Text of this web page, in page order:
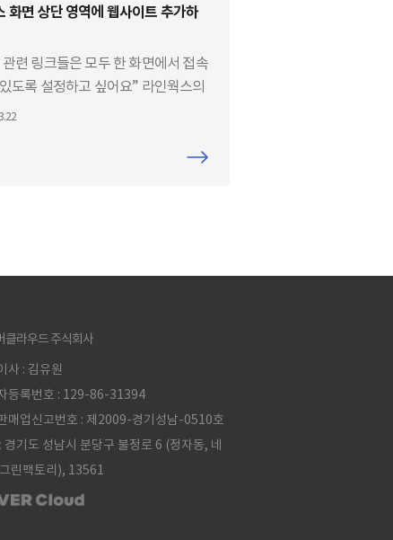
화면 상단 영역에 웹사이트 추가하
관련 링크들은 모두 한 화면에서 접속
도록 설정하고 싶어요” 라인웍스의
상단에는 ‘홈’, ‘메시지’, ‘메일’, ‘캘
로 표시되어 있는데요, 업무 중 필요
. 라인웍스 외에 조직이 함께 사용하
부 웹사이트로 이동 웹 서비스 상단
웹사이트 연결 링크를
클라우드 주식회사
사 : 김유원
등록번호 : 129-86-31394
매업신고번호 : 제2009-경기성남-0510호
경기도 성남시 분당구 불정로 6 (정자동, 네
린팩토리), 13561